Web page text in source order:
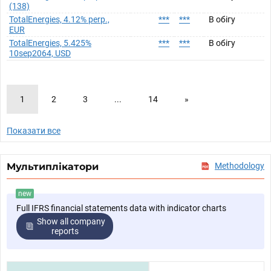
(138)
TotalEnergies, 4.12% perp.,
EUR
*** *** В обігу
TotalEnergies, 5.425%
10sep2064, USD
*** *** В обігу
1 2 3 ... 14 »
Показати все
Мультиплікатори Methodology
new
Full IFRS financial statements data with indicator charts
Show all company
reports